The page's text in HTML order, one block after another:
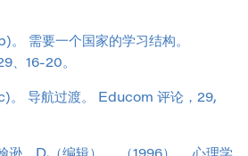
。 需要一个国家的学习结构。
、16-20。
。 导航过渡。 Educom 评论，29,